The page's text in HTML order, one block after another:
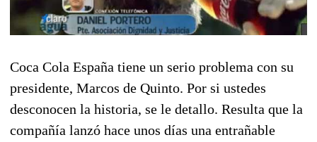
Coca Cola España tiene un serio problema con su
presidente, Marcos de Quinto. Por si ustedes
desconocen la historia, se le detallo. Resulta que la
compañía lanzó hace unos días una entrañable